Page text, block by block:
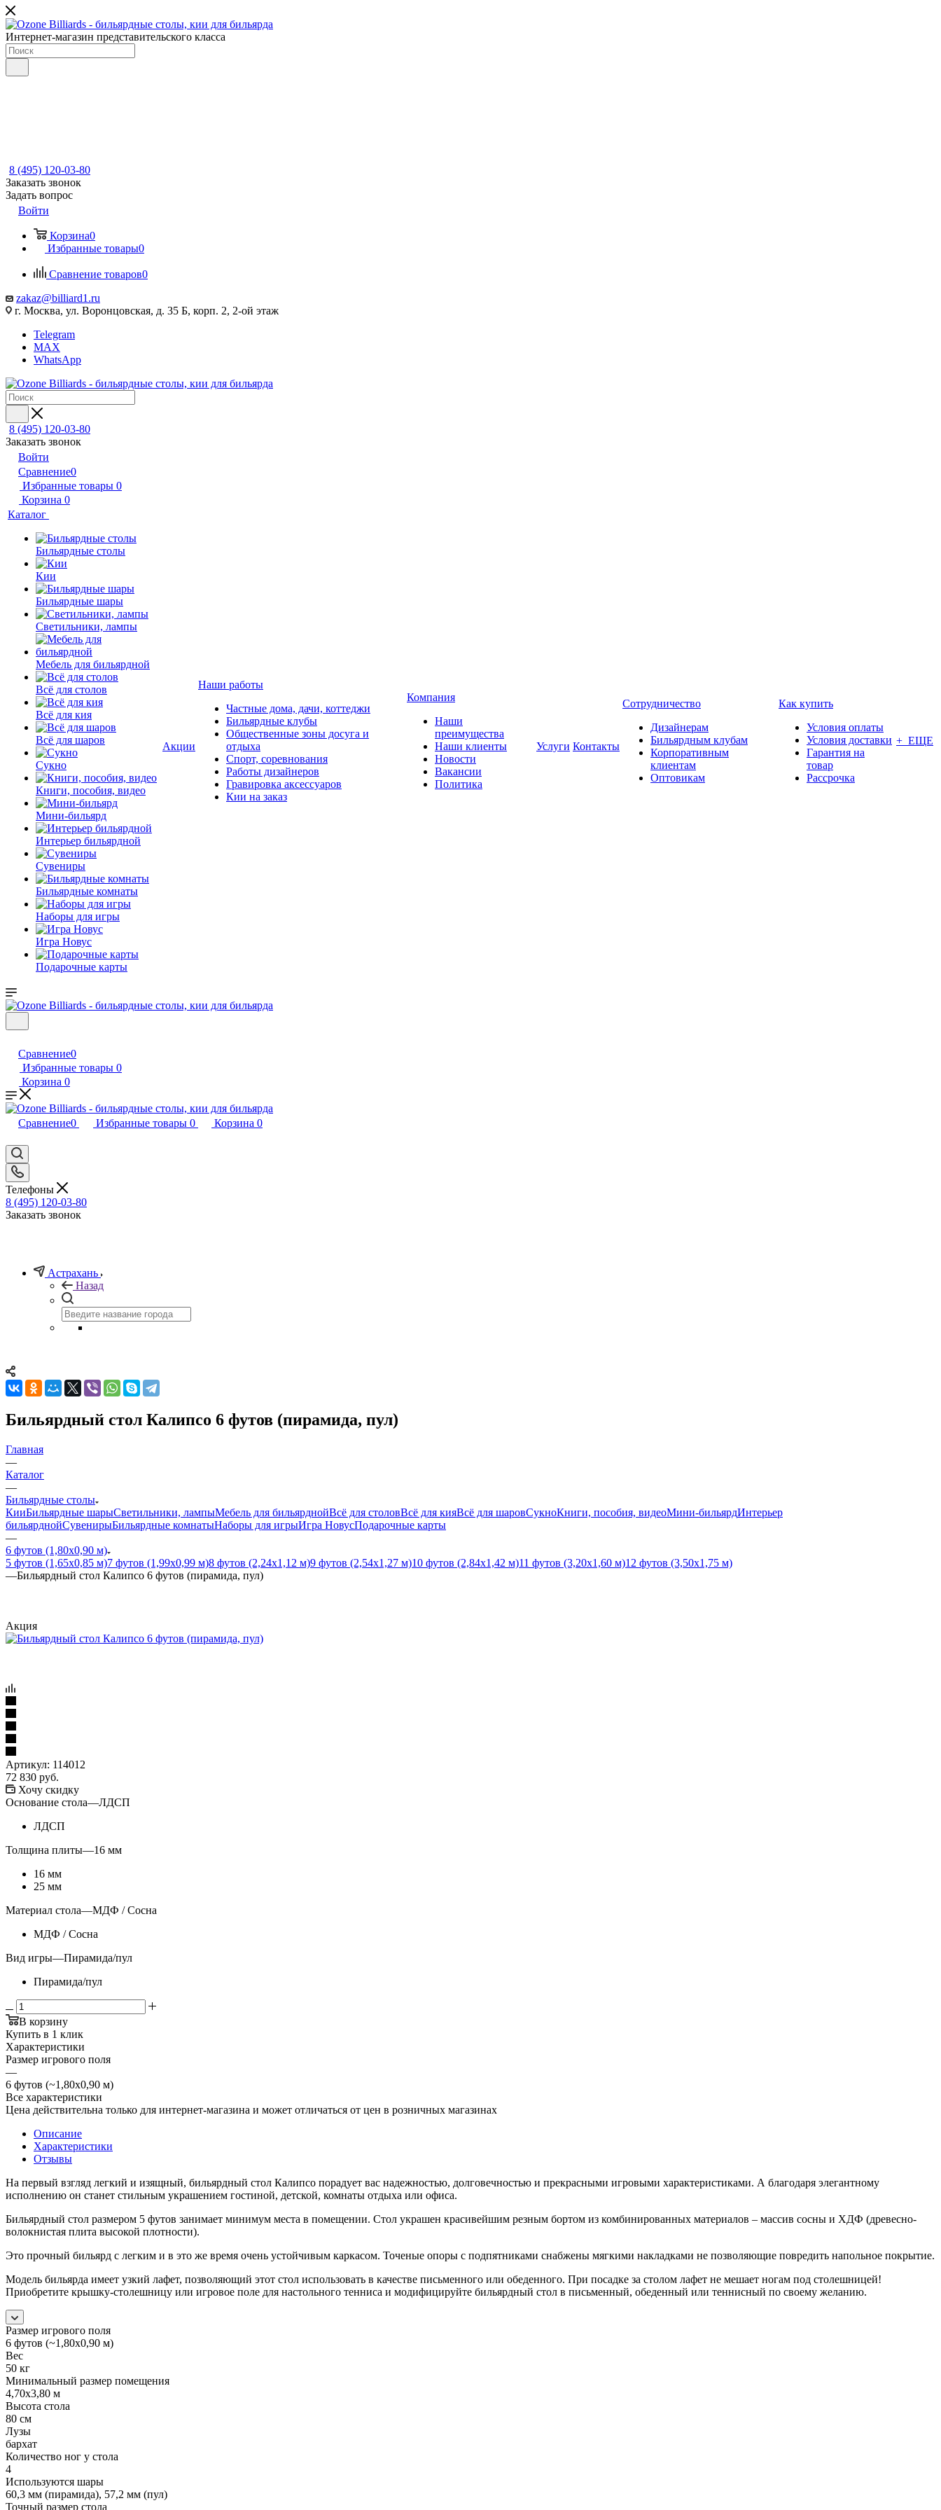
Интернет-магазин представительского класса
8 (495) 120-03-80
Заказать звонок
Задать вопрос
Войти
Корзина0
Избранные товары0
Сравнение товаров0
zakaz@billiard1.ru
г. Москва, ул. Воронцовская, д. 35 Б, корп. 2, 2-ой этаж
Telegram
MAX
WhatsApp
8 (495) 120-03-80
Заказать звонок
Войти
Сравнение0
Избранные товары 0
Корзина 0
Каталог
Бильярдные столы
Кии
Бильярдные шары
Светильники, лампы
Мебель для бильярдной
Всё для столов
Всё для кия
Всё для шаров
Сукно
Книги, пособия, видео
Мини-бильярд
Интерьер бильярдной
Сувениры
Бильярдные комнаты
Наборы для игры
Игра Новус
Подарочные карты
Акции
Наши работы
Частные дома, дачи, коттеджи
Бильярдные клубы
Общественные зоны досуга и
отдыха
Спорт, соревнования
Работы дизайнеров
Гравировка аксессуаров
Кии на заказ
Компания
Наши
преимущества
Наши клиенты
Новости
Вакансии
Политика
Услуги Контакты
Сотрудничество
Дизайнерам
Бильярдным клубам
Корпоративным
клиентам
Оптовикам
Как купить
Условия оплаты
Условия доставки
Гарантия на
товар
Рассрочка
+ ЕЩЕ
Сравнение0
Избранные товары 0
Корзина 0
Сравнение0 Избранные товары 0 Корзина 0
Телефоны
8 (495) 120-03-80
Заказать звонок
Астрахань
Назад
Бильярдный стол Калипсо 6 футов (пирамида, пул)
Главная
—
Каталог
—
Бильярдные столы
КииБильярдные шарыСветильники, лампыМебель для бильярднойВсё для столовВсё для кияВсё для шаровСукноКниги, пособия, видеоМини-бильярдИнтерьер
бильярднойСувенирыБильярдные комнатыНаборы для игрыИгра НовусПодарочные карты
—
6 футов (1,80х0,90 м)
5 футов (1,65х0,85 м)7 футов (1,99х0,99 м)8 футов (2,24х1,12 м)9 футов (2,54х1,27 м)10 футов (2,84х1,42 м)11 футов (3,20х1,60 м)12 футов (3,50х1,75 м)
—Бильярдный стол Калипсо 6 футов (пирамида, пул)
Акция
Артикул: 114012
72 830 руб.
Хочу скидку
Основание стола—ЛДСП
ЛДСП
Толщина плиты—16 мм
16 мм
25 мм
Материал стола—МДФ / Сосна
МДФ / Сосна
Вид игры—Пирамида/пул
Пирамида/пул
В корзину
Купить в 1 клик
Характеристики
Размер игрового поля
—
6 футов (~1,80х0,90 м)
Все характеристики
Цена действительна только для интернет-магазина и может отличаться от цен в розничных магазинах
Описание
Характеристики
Отзывы
На первый взгляд легкий и изящный, бильярдный стол Калипсо порадует вас надежностью, долговечностью и прекрасными игровыми характеристиками. А благодаря элегантному
исполнению он станет стильным украшением гостиной, детской, комнаты отдыха или офиса.
Бильярдный стол размером 5 футов занимает минимум места в помещении. Стол украшен красивейшим резным бортом из комбинированных материалов – массив сосны и ХДФ (древесно-
волокнистая плита высокой плотности).
Это прочный бильярд с легким и в это же время очень устойчивым каркасом. Точеные опоры с подпятниками снабжены мягкими накладками не позволяющие повредить напольное покрытие.
Модель бильярда имеет узкий лафет, позволяющий этот стол использовать в качестве письменного или обеденного. При посадке за столом лафет не мешает ногам под столешницей!
Приобретите крышку-столешницу или игровое поле для настольного тенниса и модифицируйте бильярдный стол в письменный, обеденный или теннисный по своему желанию.
Размер игрового поля
6 футов (~1,80х0,90 м)
Вес
50 кг
Минимальный размер помещения
4,70х3,80 м
Высота стола
80 см
Лузы
бархат
Количество ног у стола
4
Используются шары
60,3 мм (пирамида), 57,2 мм (пул)
Точный размер стола